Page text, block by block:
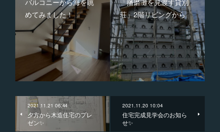
バルコニーから海を眺
めてみました！
「播磨灘を見渡す貸別
荘」2階リビングから
2021.11.21 06:44
夕方から木造住宅のプレ
ゼン✨
2021.11.20 10:04
住宅完成見学会のお知ら
せ✨